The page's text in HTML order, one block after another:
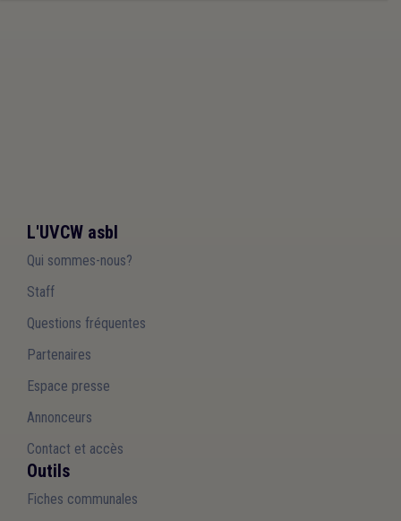
L'UVCW asbl
Qui sommes-nous?
Staff
Questions fréquentes
Partenaires
Espace presse
Annonceurs
Contact et accès
Outils
Fiches communales